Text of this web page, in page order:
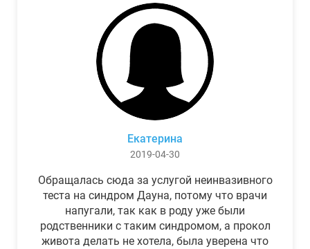
Екатерина
2019-04-30
Обращалась сюда за услугой неинвазивного
теста на синдром Дауна, потому что врачи
напугали, так как в роду уже были
родственники с таким синдромом, а прокол
живота делать не хотела, была уверена что